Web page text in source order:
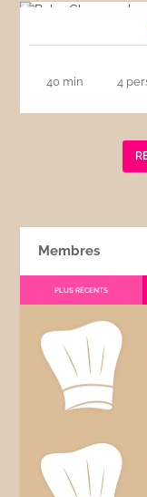
40 min 4
Membres
PLUS RÉCENTS